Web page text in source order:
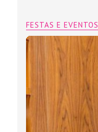
FESTAS E EVENTOS